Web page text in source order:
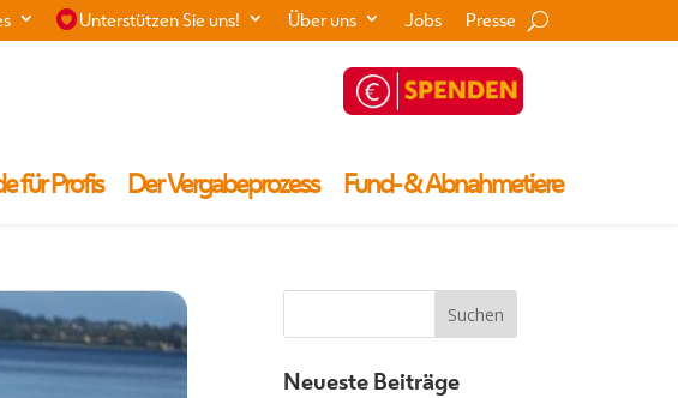
Unterstützen Sie uns! Über uns Jobs Presse
für Profis Der Vergabeprozess Fund- & Abnahmetiere
Neueste Beiträge